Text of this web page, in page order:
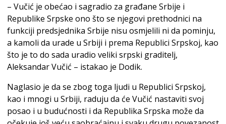
– Vučić je obećao i sagradio za građane Srbije i
Republike Srpske ono što se njegovi prethodnici na
funkciji predsjednika Srbije nisu osmjelili ni da pominju,
a kamoli da urade u Srbiji i prema Republici Srpskoj, kao
što je to do sada uradio veliki srpski graditelj,
Aleksandar Vučić – istakao je Dodik.
Naglasio je da se zbog toga ljudi u Republici Srpskoj,
kao i mnogi u Srbiji, raduju da će Vučić nastaviti svoj
posao i u budućnosti i da Republika Srpska može da